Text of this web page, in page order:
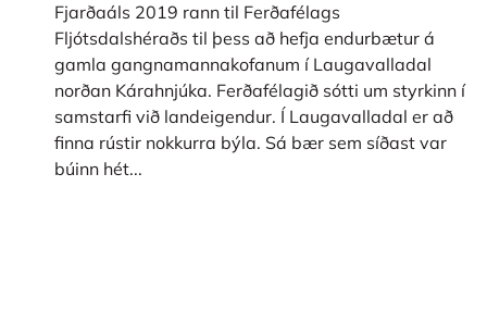
Fjarðaáls 2019 rann til Ferðafélags
Fljótsdalshéraðs til þess að hefja endurbætur á
gamla gangnamannakofanum í Laugavalladal
norðan Kárahnjúka. Ferðafélagið sótti um styrkinn í
samstarfi við landeigendur. Í Laugavalladal er að
finna rústir nokkurra býla. Sá bær sem síðast var
búinn hét...